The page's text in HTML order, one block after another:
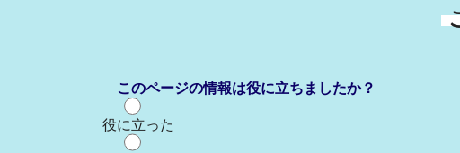
このページの情報は役に立ちましたか？
役に立った